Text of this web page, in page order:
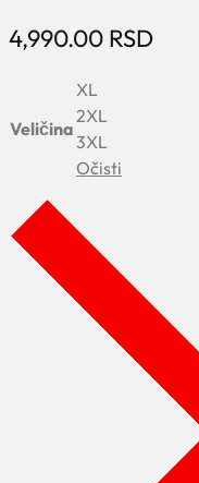
4,990.00 RSD
Veličina
XL
2XL
3XL
Očisti